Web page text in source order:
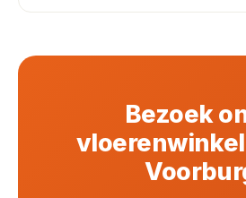
Bezoek